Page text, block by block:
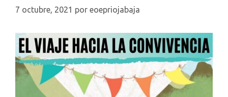
El
APRENDIZAJE-
(ApS)?
7 octubre, 2021 por eoepriojabaja